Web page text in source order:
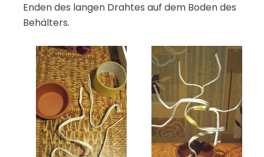
Enden des langen Drahtes auf dem Boden des
Behälters.